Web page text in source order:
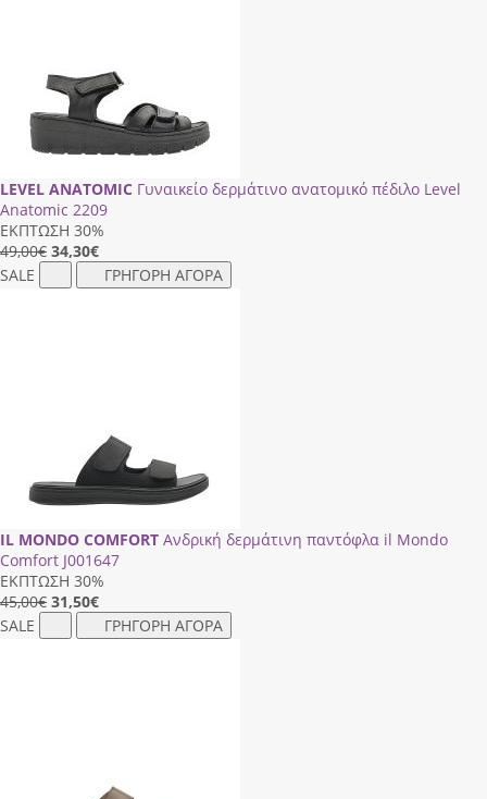
LEVEL ANATOMIC Γυναικείο δερμάτινο ανατομικό πέδιλο Level
Anatomic 2209
ΕΚΠΤΩΣΗ 30%
49,00€ 34,30€
SALE
ΓΡΗΓΟΡΗ ΑΓΟΡΑ
IL MONDO COMFORT Ανδρική δερμάτινη παντόφλα il Mondo
Comfort J001647
ΕΚΠΤΩΣΗ 30%
45,00€ 31,50€
SALE
ΓΡΗΓΟΡΗ ΑΓΟΡΑ